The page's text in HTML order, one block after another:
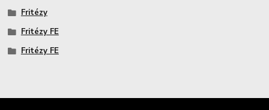
Fritézy
Fritézy FE
Fritézy FE